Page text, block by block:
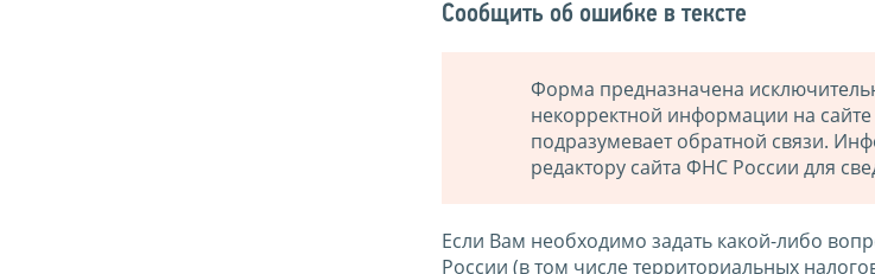
Сообщить об ошибке в тексте
Форма предназначена
некорректной информации на
подразумевает обратной связи.
редактору сайта ФНС России для
Если Вам необходимо задать какой-либо
России (в том числе территориальных